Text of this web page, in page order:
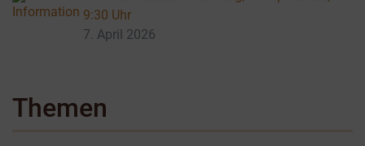
9:30 Uhr
7. April 2026
Themen